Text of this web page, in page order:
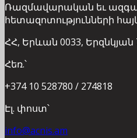
Ռազմավարական եւ
հետազոտությունների
ՀՀ, Երևան 0033, Երզնկյան
Հեռ.՝
+374 10 528780 / 274818
Էլ. փոստ՝
info@acnis.am